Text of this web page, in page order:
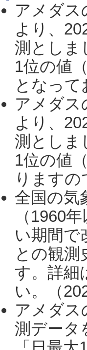
アメダス
より、
測としま
1位の値
となって
アメダス
より、
測としま
1位の値
ります
全国の気
（1960
い期間で
との観測
す。詳細
い。（
アメダス
測データ